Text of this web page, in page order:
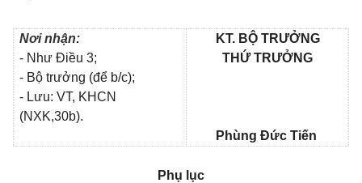
Nơi nhận:
- Như Điều 3;
- Bộ trưởng (để b/c);
- Lưu: VT, KHCN
(NXK,30b).
KT. BỘ TRƯỞNG
THỨ TRƯỞNG
Phùng Đức Tiến
Phụ lục